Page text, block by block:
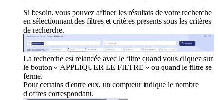
Si besoin, vous pouvez affiner les résultats de votre recherche
en sélectionnant des filtres et critères présents sous les critères
de recherche.
La recherche est relancée avec le filtre quand vous cliquez sur
le bouton « APPLIQUER LE FILTRE » ou quand le filtre se
ferme.
Pour certains d'entre eux, un compteur indique le nombre
d'offres correspondant.